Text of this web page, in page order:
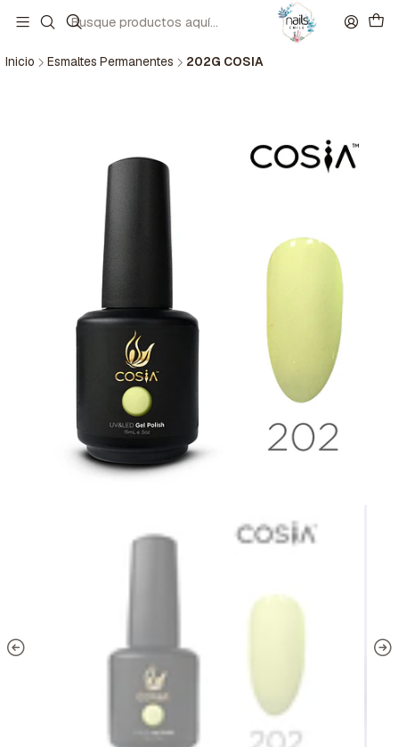
Inicio Esmaltes Permanentes 202G COSIA